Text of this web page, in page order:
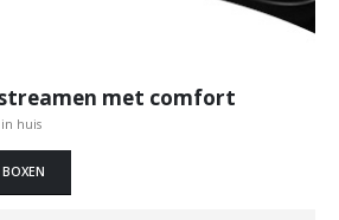
met comfort
huis